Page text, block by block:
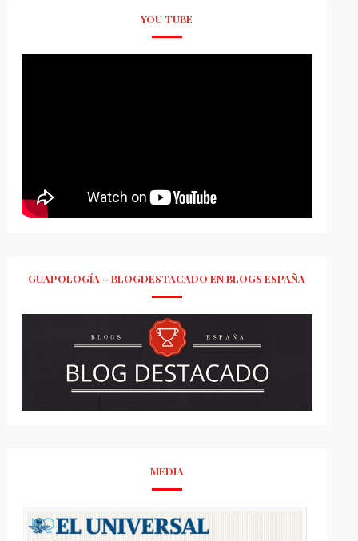
YOU TUBE
GUAPOLOGÍA – BLOGDESTACADO EN BLOGS ESPAÑA
MEDIA